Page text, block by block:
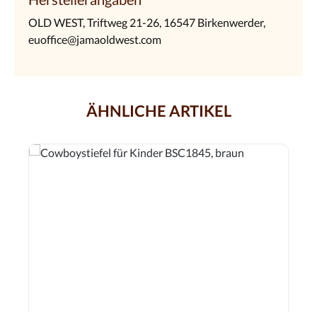
OLD WEST, Triftweg 21-26, 16547 Birkenwerder,
euoffice@jamaoldwest.com
ÄHNLICHE ARTIKEL